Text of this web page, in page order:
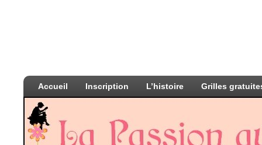
Accueil Inscription L’histoire Grilles